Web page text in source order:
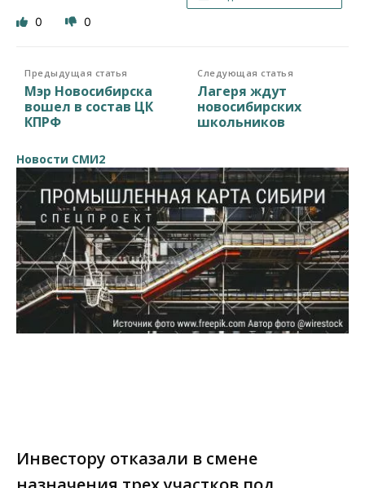
0 0
Предыдущая статья
Мэр Новосибирска
вошел в состав ЦК
КПРФ
Следующая статья
Лагеря ждут
новосибирских
школьников
Новости СМИ2
Инвестору отказали в смене